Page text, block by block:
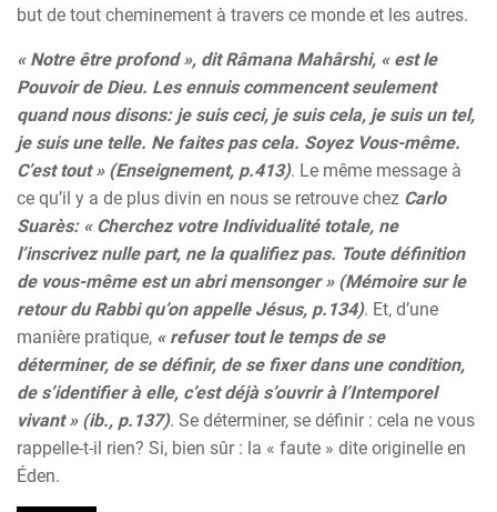
but de tout cheminement à travers ce monde et les autres.
« Notre être profond », dit Râmana Mahârshi, « est le
Pouvoir de Dieu. Les ennuis commencent seulement
quand nous disons: je suis ceci, je suis cela, je suis un tel,
je suis une telle. Ne faites pas cela. Soyez Vous-même.
C’est tout » (Enseignement, p.413). Le même message à
ce qu’il y a de plus divin en nous se retrouve chez Carlo
Suarès: « Cherchez votre Individualité totale, ne
l’inscrivez nulle part, ne la qualifiez pas. Toute définition
de vous-même est un abri mensonger » (Mémoire sur le
retour du Rabbi qu’on appelle Jésus, p.134). Et, d’une
manière pratique, « refuser tout le temps de se
déterminer, de se définir, de se fixer dans une condition,
de s’identifier à elle, c’est déjà s’ouvrir à l’Intemporel
vivant » (ib., p.137). Se déterminer, se définir : cela ne vous
rappelle-t-il rien? Si, bien sûr : la « faute » dite originelle en
Éden.